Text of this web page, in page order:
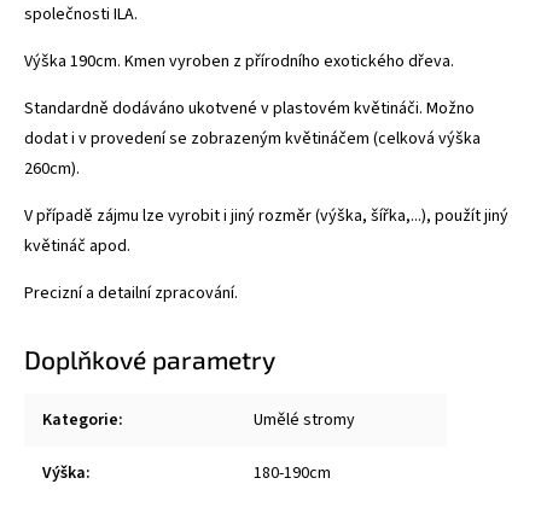
společnosti ILA.
Výška 190cm. Kmen vyroben z přírodního exotického dřeva.
Standardně dodáváno ukotvené v plastovém květináči. Možno
dodat i v provedení se zobrazeným květináčem (celková výška
260cm).
V případě zájmu lze vyrobit i jiný rozměr (výška, šířka,...), použít jiný
květináč apod.
Precizní a detailní zpracování.
Doplňkové parametry
Kategorie: Umělé stromy
Výška: 180-190cm